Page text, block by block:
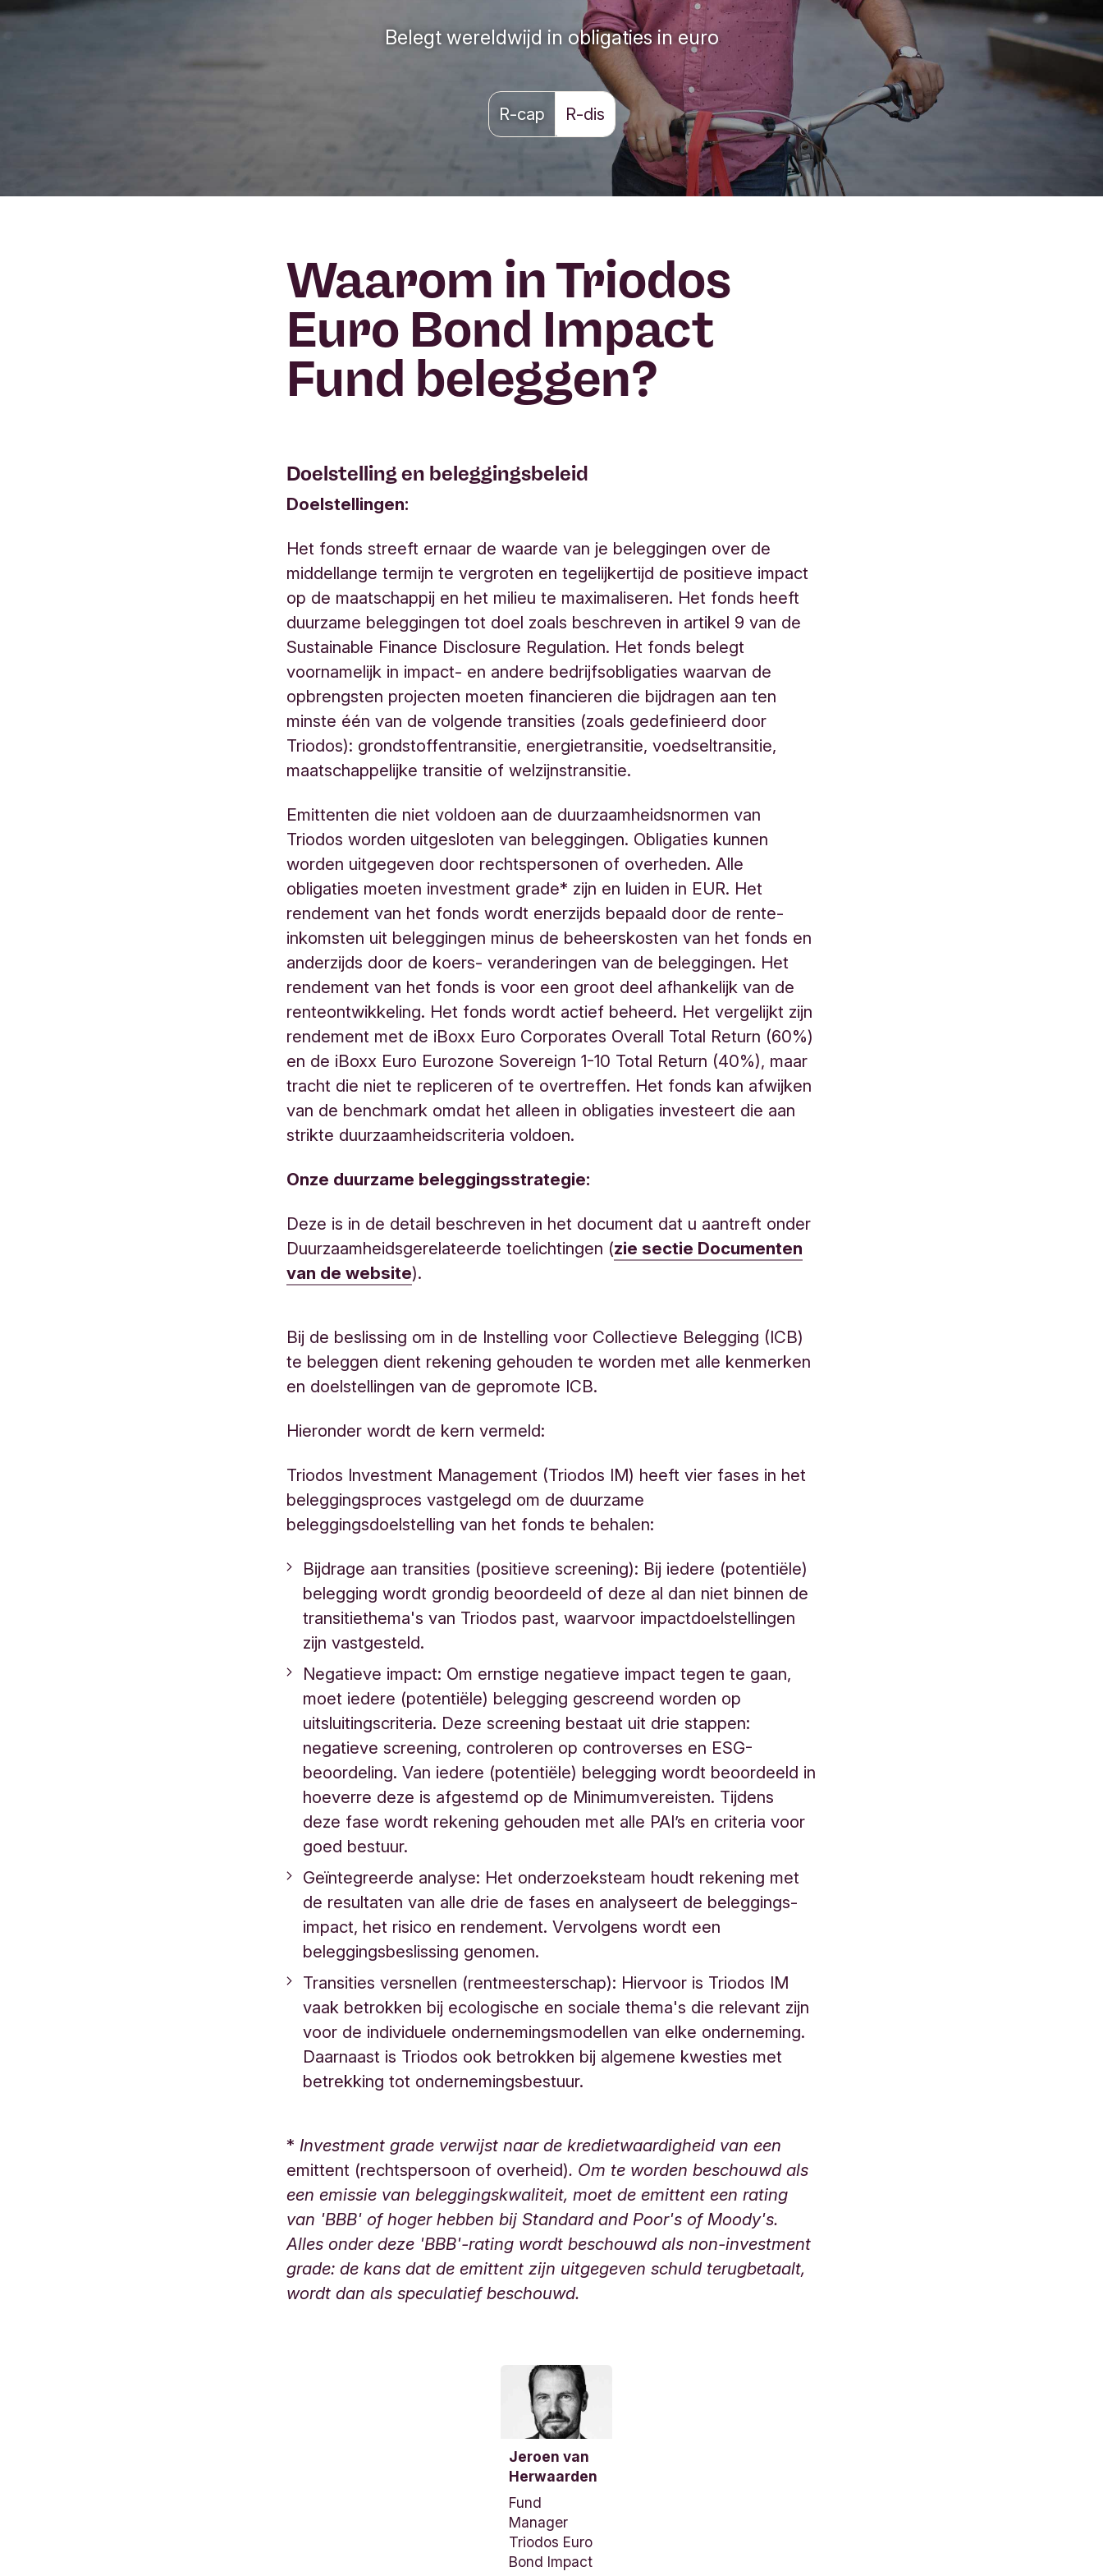
Belegt wereldwijd in obligaties in euro
R-cap R-dis
Waarom in Triodos
Euro Bond Impact
Fund beleggen?
Doelstelling en beleggingsbeleid
Doelstellingen:
Het fonds streeft ernaar de waarde van je beleggingen over de
middellange termijn te vergroten en tegelijkertijd de positieve impact
op de maatschappij en het milieu te maximaliseren. Het fonds heeft
duurzame beleggingen tot doel zoals beschreven in artikel 9 van de
Sustainable Finance Disclosure Regulation. Het fonds belegt
voornamelijk in impact- en andere bedrijfsobligaties waarvan de
opbrengsten projecten moeten financieren die bijdragen aan ten
minste één van de volgende transities (zoals gedefinieerd door
Triodos): grondstoffentransitie, energietransitie, voedseltransitie,
maatschappelijke transitie of welzijnstransitie.
Emittenten die niet voldoen aan de duurzaamheidsnormen van
Triodos worden uitgesloten van beleggingen. Obligaties kunnen
worden uitgegeven door rechtspersonen of overheden. Alle
obligaties moeten investment grade* zijn en luiden in EUR. Het
rendement van het fonds wordt enerzijds bepaald door de rente-
inkomsten uit beleggingen minus de beheerskosten van het fonds en
anderzijds door de koers- veranderingen van de beleggingen. Het
rendement van het fonds is voor een groot deel afhankelijk van de
renteontwikkeling. Het fonds wordt actief beheerd. Het vergelijkt zijn
rendement met de iBoxx Euro Corporates Overall Total Return (60%)
en de iBoxx Euro Eurozone Sovereign 1-10 Total Return (40%), maar
tracht die niet te repliceren of te overtreffen. Het fonds kan afwijken
van de benchmark omdat het alleen in obligaties investeert die aan
strikte duurzaamheidscriteria voldoen.
Onze duurzame beleggingsstrategie:
Deze is in de detail beschreven in het document dat u aantreft onder
Duurzaamheidsgerelateerde toelichtingen (zie sectie Documenten
van de website).​​​​​​​​
Bij de beslissing om in de Instelling voor Collectieve Belegging (ICB)
te beleggen dient rekening gehouden te worden met alle kenmerken
en doelstellingen van de gepromote ICB.
Hieronder wordt de kern vermeld:
Triodos Investment Management (Triodos IM) heeft vier fases in het
beleggingsproces vastgelegd om de duurzame
beleggingsdoelstelling van het fonds te behalen:
Bijdrage aan transities (positieve screening): Bij iedere (potentiële)
belegging wordt grondig beoordeeld of deze al dan niet binnen de
transitiethema's van Triodos past, waarvoor impactdoelstellingen
zijn vastgesteld.
Negatieve impact: Om ernstige negatieve impact tegen te gaan,
moet iedere (potentiële) belegging gescreend worden op
uitsluitingscriteria. Deze screening bestaat uit drie stappen:
negatieve screening, controleren op controverses en ESG-
beoordeling. Van iedere (potentiële) belegging wordt beoordeeld in
hoeverre deze is afgestemd op de Minimumvereisten. Tijdens
deze fase wordt rekening gehouden met alle PAI’s en criteria voor
goed bestuur.
Geïntegreerde analyse: Het onderzoeksteam houdt rekening met
de resultaten van alle drie de fases en analyseert de beleggings-
impact, het risico en rendement. Vervolgens wordt een
beleggingsbeslissing genomen.
Transities versnellen (rentmeesterschap): Hiervoor is Triodos IM
vaak betrokken bij ecologische en sociale thema's die relevant zijn
voor de individuele ondernemingsmodellen van elke onderneming.
Daarnaast is Triodos ook betrokken bij algemene kwesties met
betrekking tot ondernemingsbestuur.
* Investment grade verwijst naar de kredietwaardigheid van een
emittent (rechtspersoon of overheid). Om te worden beschouwd als
een emissie van beleggingskwaliteit, moet de emittent een rating
van 'BBB' of hoger hebben bij Standard and Poor's of Moody's.
Alles onder deze 'BBB'-rating wordt beschouwd als non-investment
grade: de kans dat de emittent zijn uitgegeven schuld terugbetaalt,
wordt dan als speculatief beschouwd.
T
o
o
n
o
r
Jeroen van
Herwaarden
Fund
Manager
Triodos Euro
Bond Impact